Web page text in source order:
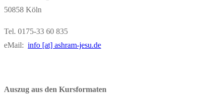
50858 Köln
Tel. 0175-33 60 835
eMail: info [at] ashram-jesu.de
Auszug aus den Kursformaten